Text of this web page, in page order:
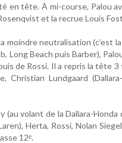
en tête. À mi-course, Palou
et la recrue Louis
moindre neutralisation (c’est
Long Beach puis Barber),
de Rossi. Il a repris la tête
Christian Lundgaard
(au volant de la Dallara-
Herta, Rossi, Nolan
12ᵉ.